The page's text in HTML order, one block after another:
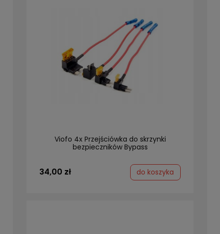
Viofo 4x Przejściówka do skrzynki
bezpieczników Bypass
34,00 zł do koszyka